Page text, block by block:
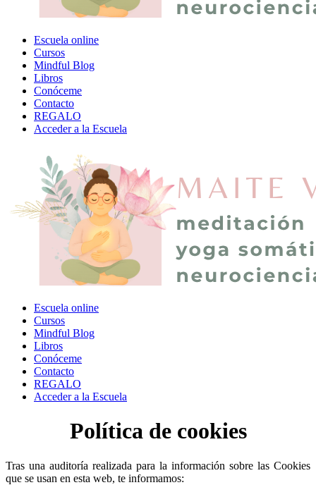
Escuela online
Cursos
Mindful Blog
Libros
Conóceme
Contacto
REGALO
Acceder a la Escuela
Escuela online
Cursos
Mindful Blog
Libros
Conóceme
Contacto
REGALO
Acceder a la Escuela
Política de cookies
Tras una auditoría realizada para la información sobre las Cookies
que se usan en esta web, te informamos: